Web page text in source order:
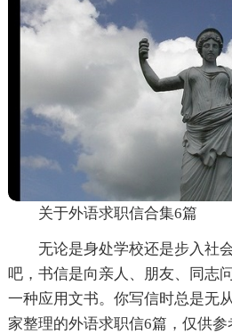
关于外语求职信合集6篇
无论是身处学校还是步入社
吧，书信是向亲人、朋友、同志
一种应用文书。你写信时总是无
家整理的外语求职信6篇，仅供参